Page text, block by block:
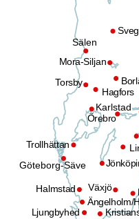
Sveg
Mora-Siljan
Torsby
Hagfors
Trollhättan
Örebro
Växjö
Halmstad
Ljungbyhed
Sälen
Karlstad
Göteborg-Säve